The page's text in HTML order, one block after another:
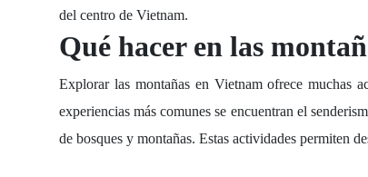
del centro de Vietnam.
Qué hacer en las
Explorar las montañas en Vietnamofrece muchas
experiencias más comunes se encuentran el
de bosques y montañas. Estas actividades permiten